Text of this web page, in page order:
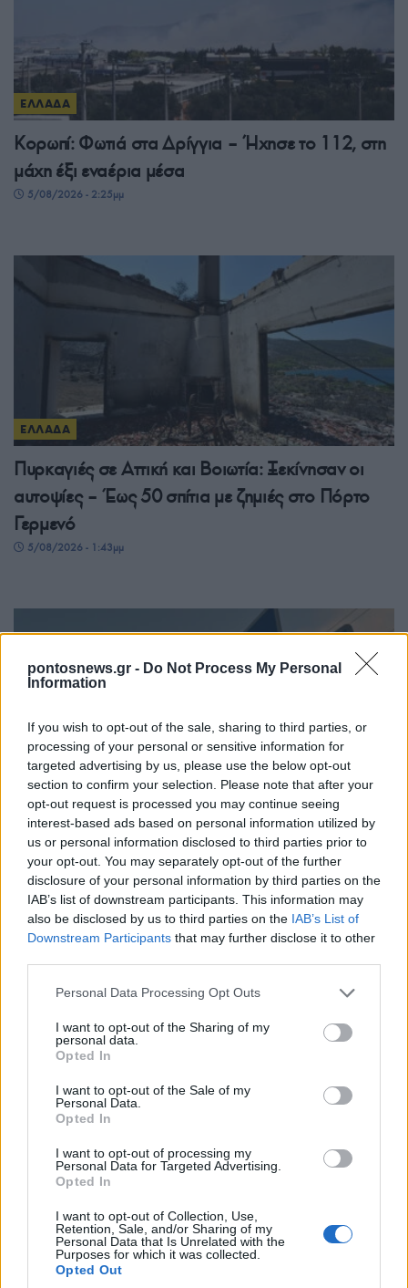
pontosnews.gr - Do Not Process My Personal
Information
If you wish to opt-out of the sale, sharing to third parties, or
processing of your personal or sensitive information for
targeted advertising by us, please use the below opt-out
section to confirm your selection. Please note that after your
opt-out request is processed you may continue seeing
interest-based ads based on personal information utilized by
us or personal information disclosed to third parties prior to
your opt-out. You may separately opt-out of the further
disclosure of your personal information by third parties on the
IAB’s list of downstream participants. This information may
also be disclosed by us to third parties on the IAB’s List of
Downstream Participants that may further disclose it to other
Please note that this website/app uses one or more Google
not limited to your visit or usage behaviour. You may click to
grant or deny consent to Google and its third-party tags to
use your data for below specified purposes in below Google
consent section.
Personal Data Processing Opt Outs
I want to opt-out of the Sharing of my
personal data.
Opted In
I want to opt-out of the Sale of my
Personal Data.
Opted In
I want to opt-out of processing my
Personal Data for Targeted Advertising.
Opted In
I want to opt-out of Collection, Use,
Retention, Sale, and/or Sharing of my
Personal Data that Is Unrelated with the
Purposes for which it was collected.
Opted Out
ΕΛΛΑΔΑ
Κορωπί: Φωτιά στα Δρίγγια – Ήχησε το 112, στη
μάχη έξι εναέρια μέσα
5/08/2026 - 2:25μμ
ΕΛΛΑΔΑ
Πυρκαγιές σε Αττική και Βοιωτία: Ξεκίνησαν οι
αυτοψίες – Έως 50 σπίτια με ζημιές στο Πόρτο
Γερμενό
5/08/2026 - 1:43μμ
ΕΛΛΑΔΑ
Κιθαιρώνας: Η φωτιά «καταπίνει» τη Δυτική Αττική
– Συγκλονιστικό timelapse
5/08/2026 - 12:07μμ
ΕΛΛΑΔΑ
Τουρισμός για Όλους 2026-2027: Ανοίγουν οι
αιτήσεις – Ποια ΑΦΜ υποβάλλουν σήμερα